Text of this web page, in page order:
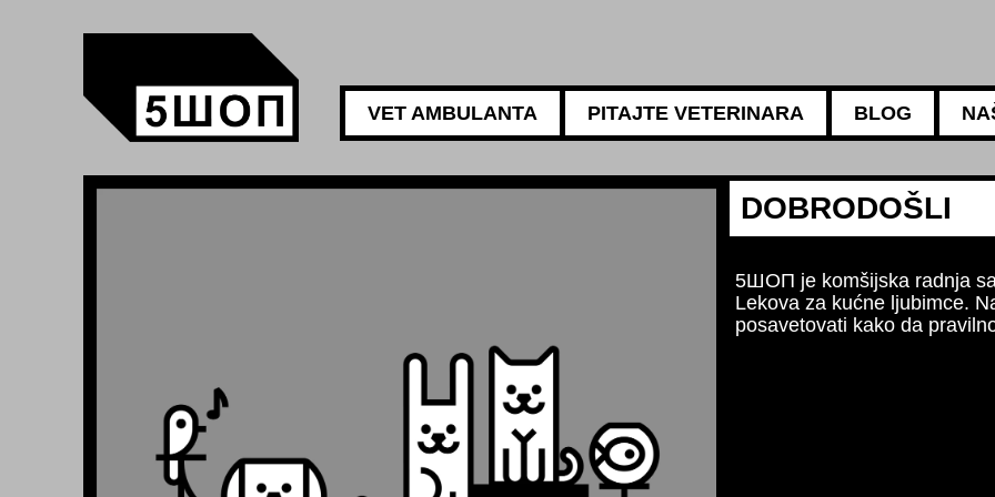
VET AMBULANTA PITAJTE VETERINARA BLOG
5АМБУЛАНТА
Za sve
Naši